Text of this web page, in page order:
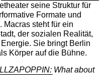
seine Struktur für
Formate und
steht für ein
der sozialen Realität,
Sie bringt Berlin
Körper auf die Bühne.
What about